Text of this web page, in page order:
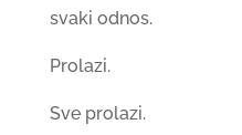
svaki odnos.
Prolazi.
Sve prolazi.